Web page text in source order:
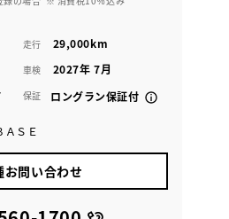
走行 29,000km
車検 2027年 7月
保証 ロングラン保証付
ＳＥ
お問い合わせ